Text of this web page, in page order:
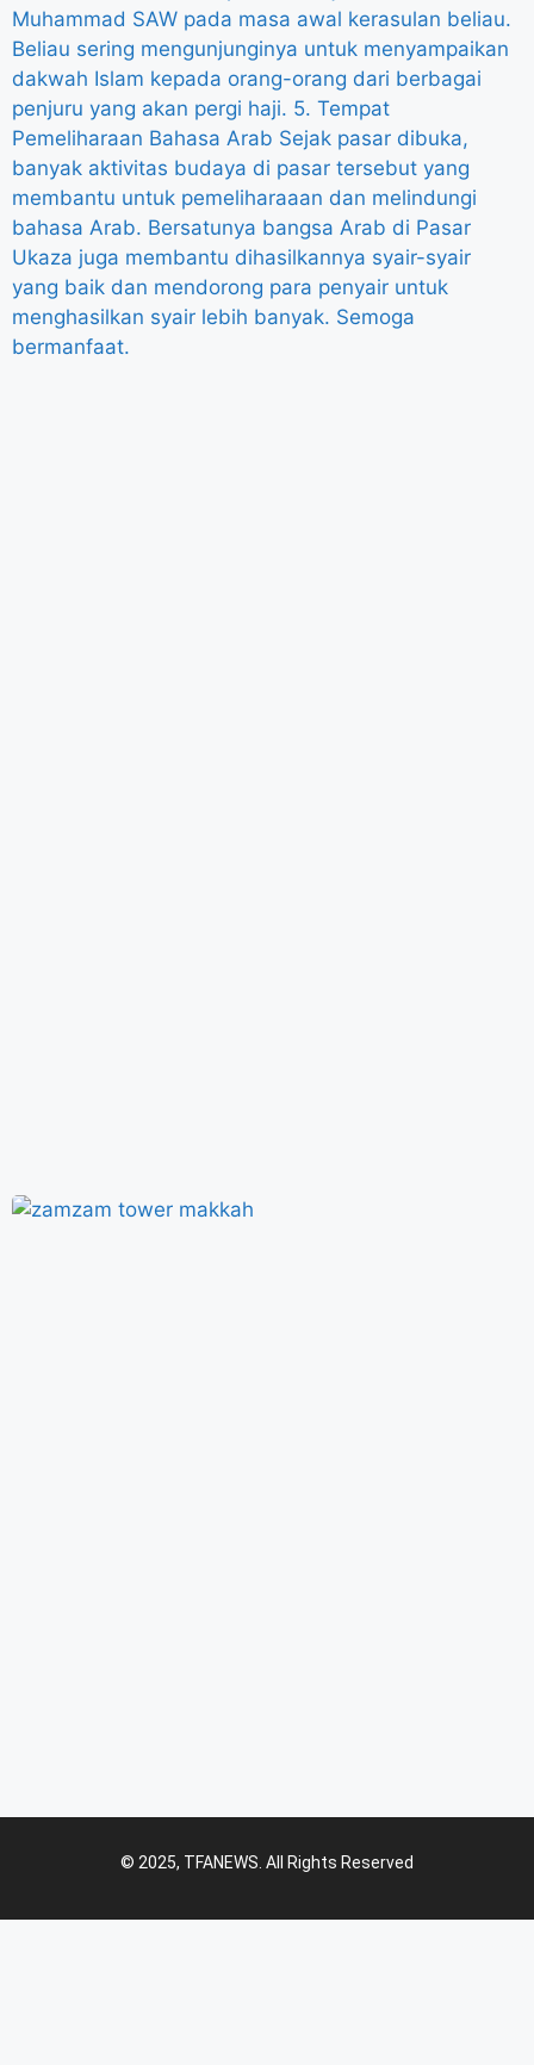
© 2025, TFANEWS. All Rights Reserved